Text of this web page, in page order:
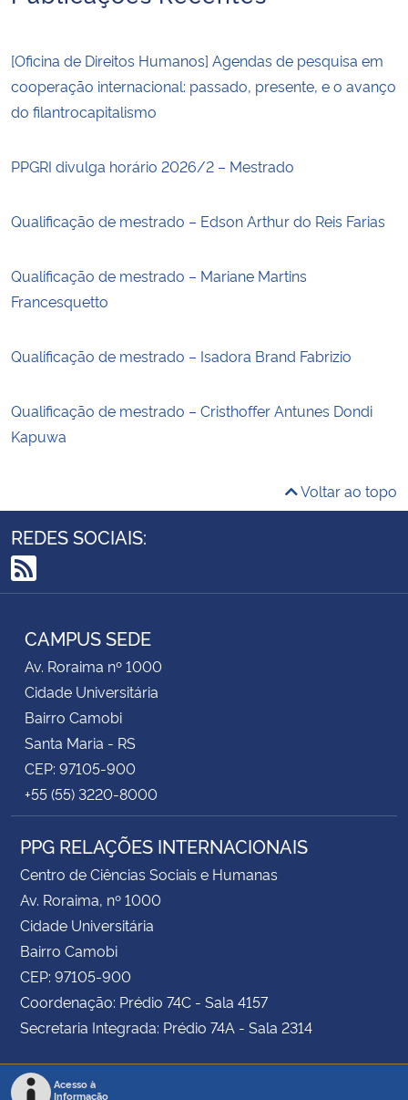
[Oficina de Direitos Humanos] Agendas de pesquisa em
cooperação internacional: passado, presente, e o avanço
do filantrocapitalismo
PPGRI divulga horário 2026/2 – Mestrado
Qualificação de mestrado – Edson Arthur do Reis Farias
Qualificação de mestrado – Mariane Martins
Francesquetto
Qualificação de mestrado – Isadora Brand Fabrizio
Qualificação de mestrado – Cristhoffer Antunes Dondi
Kapuwa
Voltar ao topo
REDES SOCIAIS:
RSS
CAMPUS SEDE
Av. Roraima nº 1000
Cidade Universitária
Bairro Camobi
Santa Maria - RS
CEP: 97105-900
+55 (55) 3220-8000
PPG RELAÇÕES INTERNACIONAIS
Centro de Ciências Sociais e Humanas
Av. Roraima, nº 1000
Cidade Universitária
Bairro Camobi
CEP: 97105-900
Coordenação: Prédio 74C - Sala 4157
Secretaria Integrada: Prédio 74A - Sala 2314
Acesso à
Informação